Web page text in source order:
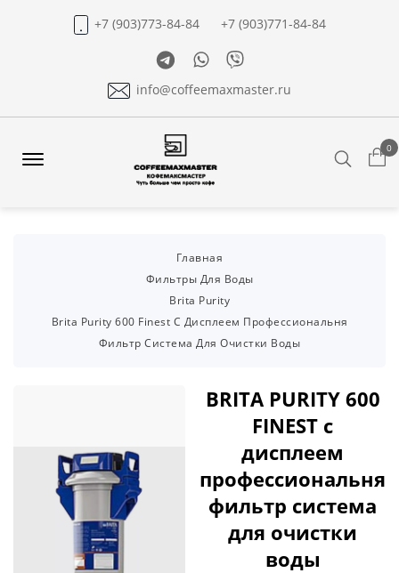
+7 (903)773-84-84
+7 (903)771-84-84
TelegramWhatsapp
Viber
info@coffeemaxmaster.ru
0
Главная
Фильтры Для Воды
Brita Purity
Brita Purity 600 Finest С Дисплеем Профессиональня
Фильтр Система Для Очистки Воды
BRITA PURITY 600
FINEST с
дисплеем
профессиональня
фильтр система
для очистки
воды